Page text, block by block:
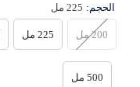
الحجم: 225 مل
200 مل 225 مل
500 مل